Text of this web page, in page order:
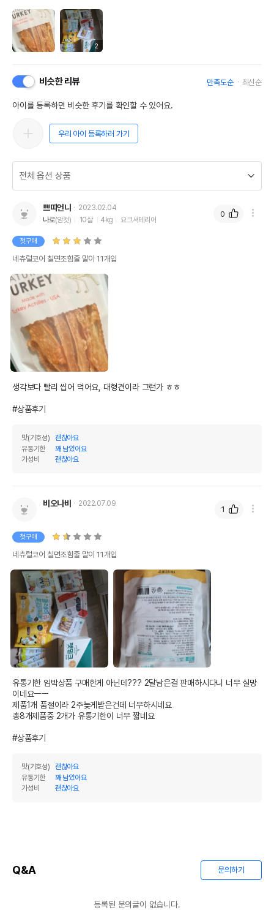
2
비슷한 리뷰 만족도순 최신순
아이를 등록하면 비슷한 후기를 확인할 수 있어요.
우리 아이 등록하러 가기
쁘띠언냐
2023.02.04
나로(암컷) 10살 4kg 요크셔테리어
첫구매
네츄럴코어 칠면조힘줄 말이 11개입
생각보다 빨리 씹어 먹어요, 대형견이라 그런가 ㅎㅎ
#상품후기
맛(기호성)
괜찮아요
유통기한
꽤 남았어요
가성비
괜찮아요
0
비오나바 2022.07.09
첫구매
네츄럴코어 칠면조힘줄 말이 11개입
유통기한 임박상품 구매한게 아닌데??? 2달남은걸 판매하시다니 너무 실망
이네요ㅡㅡ
제품1개 품절이라 2주늦게받은건데 너무하시네요
총8개제품중 2개가 유통기한이 너무 짧네요
#상품후기
맛(기호성)
괜찮아요
유통기한
꽤 남았어요
가성비
괜찮아요
1
Q&A 문의하기
등록된 문의글이 없습니다.